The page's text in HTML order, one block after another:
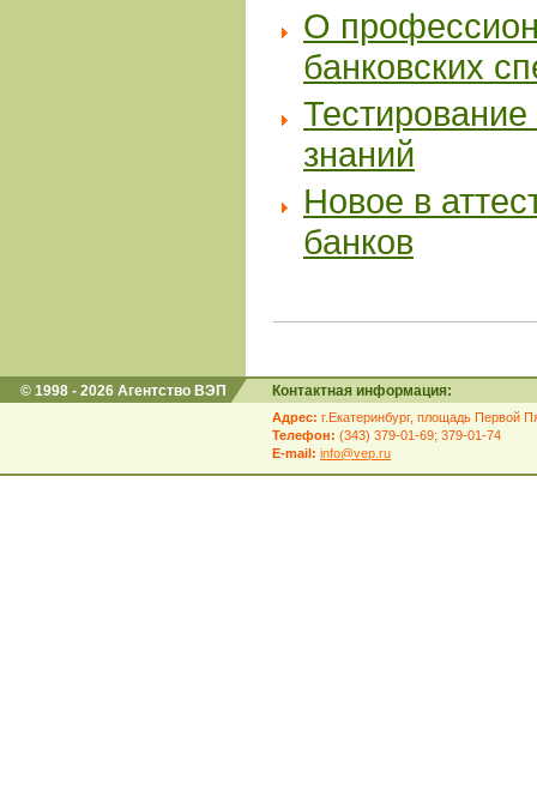
О
банковских
знаний
Новое в
банков
© 1998 - 2026 Агентство ВЭП Контактная информация:
Адрес: г.Екатеринбург, площадь Первой
Телефон: (343) 379-01-69; 379-01-74
E-mail: info@vep.ru